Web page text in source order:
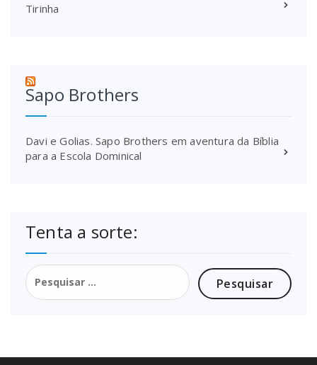
Tirinha
Sapo Brothers
Davi e Golias. Sapo Brothers em aventura da Bíblia
para a Escola Dominical
Tenta a sorte:
Pesquisar
por: